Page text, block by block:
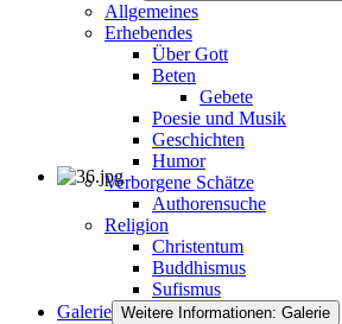
Allgemeines
Erhebendes
Über Gott
Beten
Gebete
Poesie und Musik
Geschichten
Humor
Verborgene Schätze
Authorensuche
Religion
Christentum
Buddhismus
Sufismus
Galerie Weitere Informationen: Galerie